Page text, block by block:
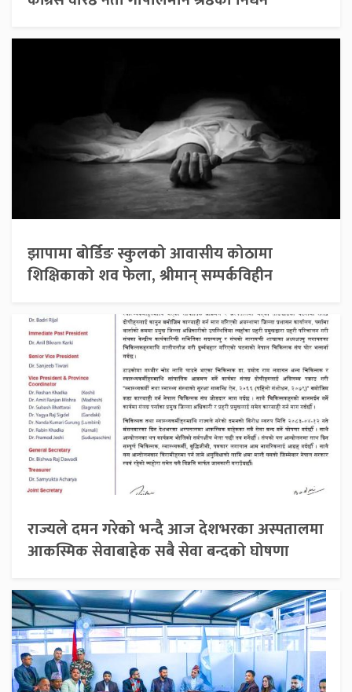
झापामा बोर्डिङ स्कुलको आवासीय कोठामा
शिक्षिकाको शव फेला, श्रीमान् सम्पर्कविहीन
राज्यले दमन गरेको भन्दै आज देशभरका अस्पतालमा
आकस्मिक सेवाबाहेक सबै सेवा बन्दको घोषणा